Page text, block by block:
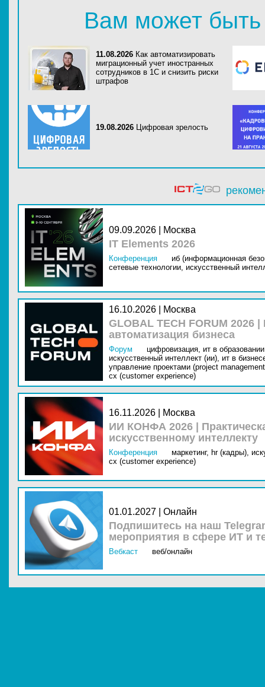
Вам может быть
11.08.2026 Как автоматизировать
миграционный учет иностранных
сотрудников в 1С и снизить риски
штрафов
19.08.2026 Цифровая зрелость
09.09.2026 | Москва
IT Elements 2026
Конференция
иб (информационная
сетевые технологии, искусственный
16.10.2026 | Москва
GLOBAL TECH FORUM
автоматизация бизнеса
Форум цифровизация, ит в
искусственный интеллект (ии), ит в
управление проектами (project
cx (customer experience)
16.11.2026 | Москва
ИИ КОНФА 2026 |
искусственному интеллекту
Конференция маркетинг, hr (кадры),
cx (customer experience)
01.01.2027 | Онлайн
Подпишитесь на наш
мероприятия в сфере ИТ и
Вебкаст веб/онлайн